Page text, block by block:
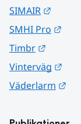
SIMAIR
SMHI Pro
Timbr
Vinterväg
Väderlarm